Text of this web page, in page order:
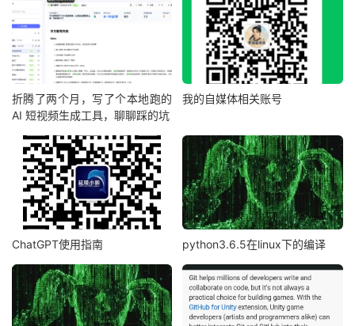
折腾了两个月，写了个本地跑的
AI 短视频生成工具，聊聊踩的坑
我的自媒体相关账号
ChatGPT使用指南 python3.6.5在linux下的编译